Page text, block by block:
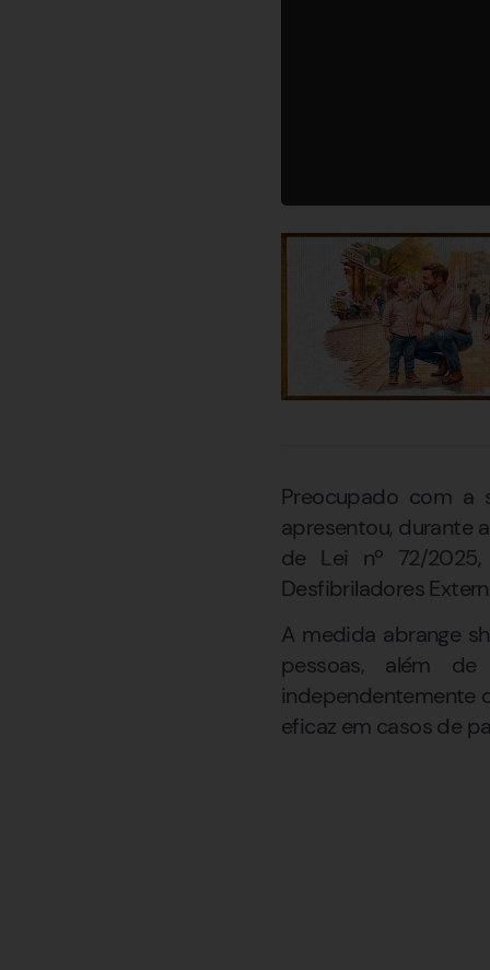
Preocupado com a
apresentou, durante
de Lei nº 72/
Desfibriladores
A medida abrange
pessoas, além
independentemente
eficaz em casos de